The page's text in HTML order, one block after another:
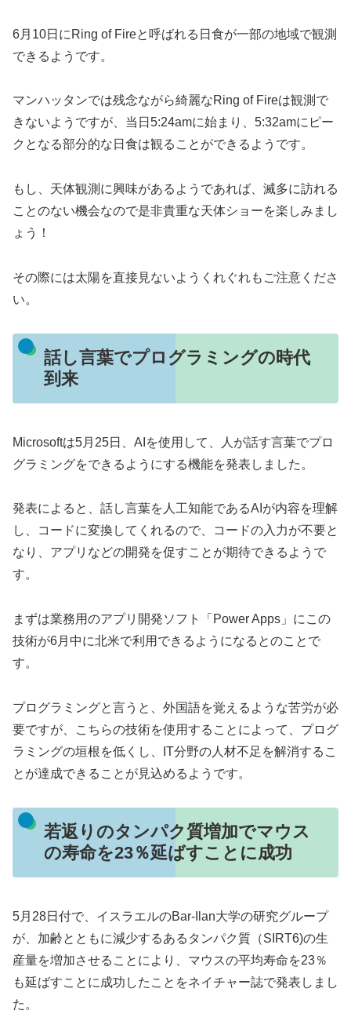
6月10日にRing of Fireと呼ばれる日食が一部の地域で観測
できるようです。
マンハッタンでは残念ながら綺麗なRing of Fireは観測で
きないようですが、当日5:24amに始まり、5:32amにピー
クとなる部分的な日食は観ることができるようです。
もし、天体観測に興味があるようであれば、滅多に訪れる
ことのない機会なので是非貴重な天体ショーを楽しみまし
ょう！
その際には太陽を直接見ないようくれぐれもご注意くださ
い。
話し言葉でプログラミングの時代
到来
Microsoftは5月25日、AIを使用して、人が話す言葉でプロ
グラミングをできるようにする機能を発表しました。
発表によると、話し言葉を人工知能であるAIが内容を理解
し、コードに変換してくれるので、コードの入力が不要と
なり、アプリなどの開発を促すことが期待できるようで
す。
まずは業務用のアプリ開発ソフト「Power Apps」にこの
技術が6月中に北米で利用できるようになるとのことで
す。
プログラミングと言うと、外国語を覚えるような苦労が必
要ですが、こちらの技術を使用することによって、プログ
ラミングの垣根を低くし、IT分野の人材不足を解消するこ
とが達成できることが見込めるようです。
若返りのタンパク質増加でマウス
の寿命を23％延ばすことに成功
5月28日付で、イスラエルのBar-Ilan大学の研究グループ
が、加齢とともに減少するあるタンパク質（SIRT6)の生
産量を増加させることにより、マウスの平均寿命を23％
も延ばすことに成功したことをネイチャー誌で発表しまし
た。